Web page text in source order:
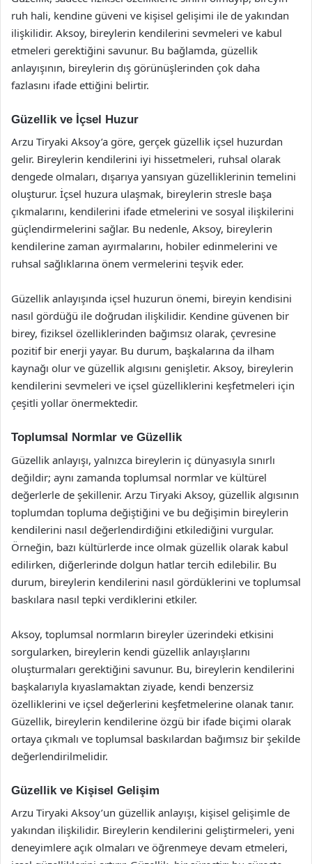
ruh hali, kendine güveni ve kişisel gelişimi ile de yakından
ilişkilidir. Aksoy, bireylerin kendilerini sevmeleri ve kabul
etmeleri gerektiğini savunur. Bu bağlamda, güzellik
anlayışının, bireylerin dış görünüşlerinden çok daha
fazlasını ifade ettiğini belirtir.
Güzellik ve İçsel Huzur
Arzu Tiryaki Aksoy’a göre, gerçek güzellik içsel huzurdan
gelir. Bireylerin kendilerini iyi hissetmeleri, ruhsal olarak
dengede olmaları, dışarıya yansıyan güzelliklerinin temelini
oluşturur. İçsel huzura ulaşmak, bireylerin stresle başa
çıkmalarını, kendilerini ifade etmelerini ve sosyal ilişkilerini
güçlendirmelerini sağlar. Bu nedenle, Aksoy, bireylerin
kendilerine zaman ayırmalarını, hobiler edinmelerini ve
ruhsal sağlıklarına önem vermelerini teşvik eder.
Güzellik anlayışında içsel huzurun önemi, bireyin kendisini
nasıl gördüğü ile doğrudan ilişkilidir. Kendine güvenen bir
birey, fiziksel özelliklerinden bağımsız olarak, çevresine
pozitif bir enerji yayar. Bu durum, başkalarına da ilham
kaynağı olur ve güzellik algısını genişletir. Aksoy, bireylerin
kendilerini sevmeleri ve içsel güzelliklerini keşfetmeleri için
çeşitli yollar önermektedir.
Toplumsal Normlar ve Güzellik
Güzellik anlayışı, yalnızca bireylerin iç dünyasıyla sınırlı
değildir; aynı zamanda toplumsal normlar ve kültürel
değerlerle de şekillenir. Arzu Tiryaki Aksoy, güzellik algısının
toplumdan topluma değiştiğini ve bu değişimin bireylerin
kendilerini nasıl değerlendirdiğini etkilediğini vurgular.
Örneğin, bazı kültürlerde ince olmak güzellik olarak kabul
edilirken, diğerlerinde dolgun hatlar tercih edilebilir. Bu
durum, bireylerin kendilerini nasıl gördüklerini ve toplumsal
baskılara nasıl tepki verdiklerini etkiler.
Aksoy, toplumsal normların bireyler üzerindeki etkisini
sorgularken, bireylerin kendi güzellik anlayışlarını
oluşturmaları gerektiğini savunur. Bu, bireylerin kendilerini
başkalarıyla kıyaslamaktan ziyade, kendi benzersiz
özelliklerini ve içsel değerlerini keşfetmelerine olanak tanır.
Güzellik, bireylerin kendilerine özgü bir ifade biçimi olarak
ortaya çıkmalı ve toplumsal baskılardan bağımsız bir şekilde
değerlendirilmelidir.
Güzellik ve Kişisel Gelişim
Arzu Tiryaki Aksoy’un güzellik anlayışı, kişisel gelişimle de
yakından ilişkilidir. Bireylerin kendilerini geliştirmeleri, yeni
deneyimlere açık olmaları ve öğrenmeye devam etmeleri,